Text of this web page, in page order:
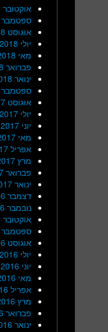
אוקטובר 2018
ספטמבר 2018
אוגוסט 2018
יולי 2018
מאי 2018
פברואר 2018
ינואר 2018
ספטמבר 2017
אוגוסט 2017
יולי 2017
יוני 2017
מאי 2017
אפריל 2017
מרץ 2017
פברואר 2017
ינואר 2017
דצמבר 2016
נובמבר 2016
אוקטובר 2016
ספטמבר 2016
אוגוסט 2016
יולי 2016
יוני 2016
מאי 2016
אפריל 2016
מרץ 2016
פברואר 2016
ינואר 2016